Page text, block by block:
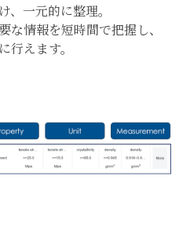
一元的に整理。
な情報を短時間で把握し、
えます。